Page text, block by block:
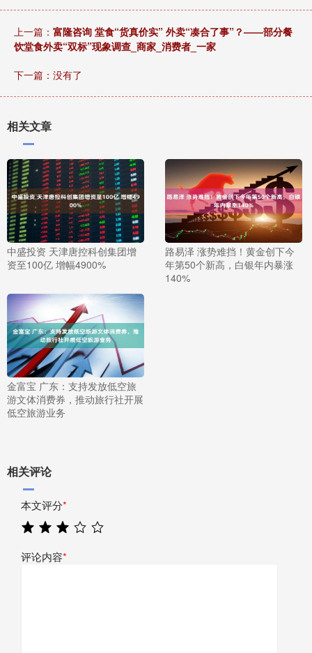
上一篇： 富隆咨询 堂食“货真价实” 外卖“凑合了事”？——部分餐
饮堂食外卖“双标”现象调查_商家_消费者_一家
下一篇：没有了
相关文章
中盛投资 天津唐控科创集团增
资至100亿 增幅4900%
路易泽 涨势难挡！黄金创下今
年第50个新高，白银年内暴涨
140%
金富宝 广东：支持发放低空旅
游文体消费券，推动旅行社开展
低空旅游业务
相关评论
本文评分*
评论内容*